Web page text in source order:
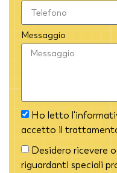
Messaggio
Ho letto
accetto il
Desidero ricevere
riguardanti speciali